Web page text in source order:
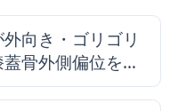
向き・ゴリゴリ
骨外側偏位を理
解説